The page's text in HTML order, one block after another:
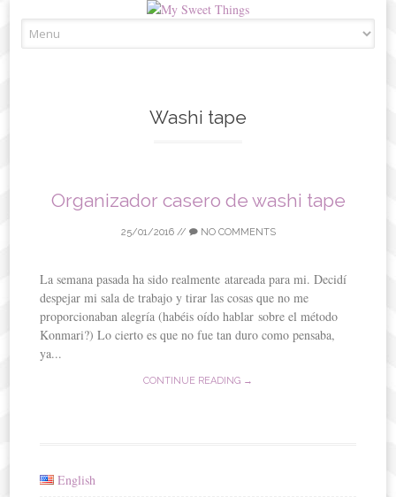
to
Washi tape
Organizador casero de washi tape
25/01/2016// NO COMMENTS
La semana pasada ha sido realmente atareada para mi. Decidí
despejar mi sala de trabajo y tirar las cosas que no me
proporcionaban alegría (habéis oído hablar sobre el método
Konmari?) Lo cierto es que no fue tan duro como pensaba,
ya...
CONTINUE READING →
English